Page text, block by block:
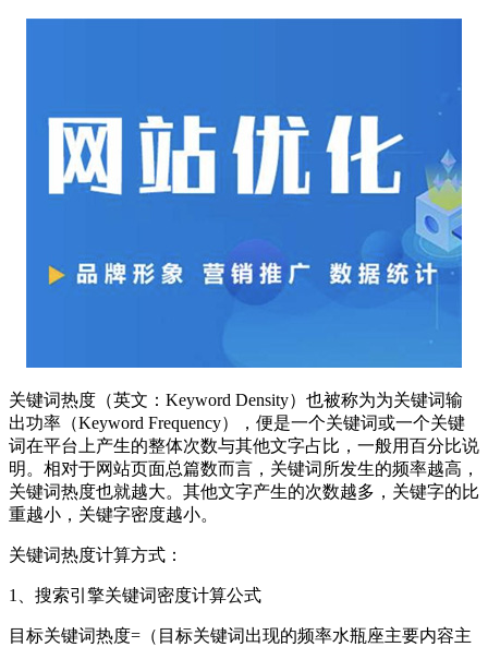
关键词热度（英文：Keyword Density）也被称为为关键词输
出功率（Keyword Frequency），便是一个关键词或一个关键
词在平台上产生的整体次数与其他文字占比，一般用百分比说
明。相对于网站页面总篇数而言，关键词所发生的频率越高，
关键词热度也就越大。其他文字产生的次数越多，关键字的比
重越小，关键字密度越小。
关键词热度计算方式：
1、搜索引擎关键词密度计算公式
目标关键词热度=（目标关键词出现的频率水瓶座主要内容主